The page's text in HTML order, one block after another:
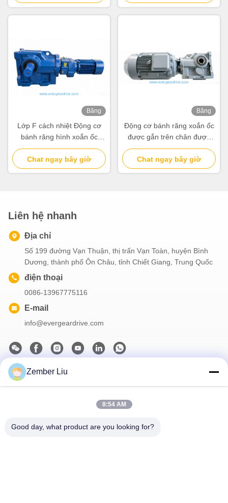
khác nhau
công nghiệp
Băng
Lớp F cách nhiệt Động cơ
bánh răng hình xoắn ốc
cung cấp bảo vệ ăn mòn C5
để tăng độ bền và tuổi thọ
lâu dài
Chat ngay bây giờ
Băng
hình
Động cơ bánh răng xoắn ốc
được gắn trên chân được
xây dựng bằng sắt đúc và
20CrMnTi và hiệu quả lên
đến 95% để vận hành
Chat ngay bây giờ
Liên hệ nhanh
Địa chỉ
Số 199 đường Vạn Thuận, thị trấn Vạn Toàn, huyện Bình
Dương, thành phố Ôn Châu, tỉnh Chiết Giang, Trung Quốc
điện thoại
0086-13967775116
E-mail
info@evergeardrive.com
Bản tin của chúng tôi
Zember Liu
8:54 AM
Good day, what product are you looking for?